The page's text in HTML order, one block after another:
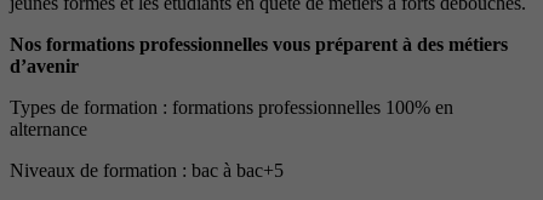
Nos formations professionnelles vous préparent à des métiers
d’avenir
Types de formation : formations professionnelles 100% en
alternance
Niveaux de formation : bac à bac+5